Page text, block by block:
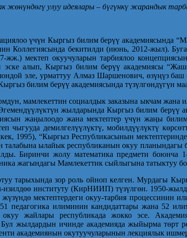
жөнүндөгү улуу идеялары – бүгүнкү жарандык
үчүн Кыргыз билим берүү академиясында
Коллегиясында бекитилди (июнь, 2012-жыл).
жж.) мектеп окуучуларын тарбиялоо
алып, Кыргыз билим берүү академиясы
эле, урматтуу Алмаз Шаршенович, өзүңүз
билим берүү академиясында түзүлгөндүгүн
мамлекеттин социалдык заказына ыкчам
жылдарында Кыргыз билим
жаңылоодо жана мектептер үчүн жаңы
чыгууда демилгелүүлүктү, мобилдүүлүктү
1995), “Кыргыз Республикасынын
ылайык республиканын окуу
Биринчи жолу математика предмети боюнча 1-
жагындагы Мамлекеттик сыйлыгына татыктуу
тарыхында зор роль ойноп келген. Мурдагы
институту (КирНИИП) түзүлгөн. 1950-
мектептердеги окуу-тарбия
педагогика илиминин кандидаттары жана 52
жайлары республикада жокко эсе.
жылдардын ичинде академияда жыйырма төрт
академиянын окутуучуларынын лекциялык